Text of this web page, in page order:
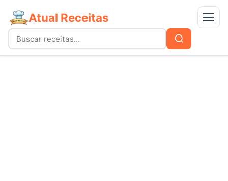
Atual Receitas Menu
Buscar
por:
Buscar